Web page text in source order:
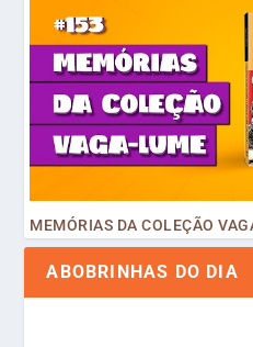
ABOBRINHAS DO DIA